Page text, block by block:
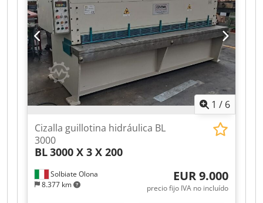
motorizado ajuste automático de la separación
de corte ajuste automático del ángulo tope
lateral: 6000 mm
1 / 6
Solbiate Olona
8.377 km
Cizalla guillotina hidráulica BL
3000
BL3000 X 3 X 200
EUR 9.000
precio fijo IVA no incluído